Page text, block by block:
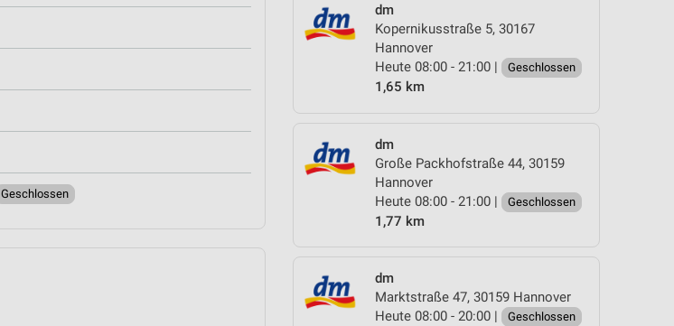
dm
Kopernikusstraße 5, 30167
Hannover
Heute 08:00 - 21:00 |
Geschlossen
1,65 km
dm
Große Packhofstraße 44, 30159
Hannover
Heute 08:00 - 21:00 |
Geschlossen
1,77 km
dm
Marktstraße 47, 30159 Hannover
Heute 08:00 - 20:00 |
Geschlossen
Geschlossen